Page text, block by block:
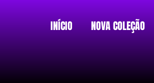
INÍCIO NOVA COLEÇÃO